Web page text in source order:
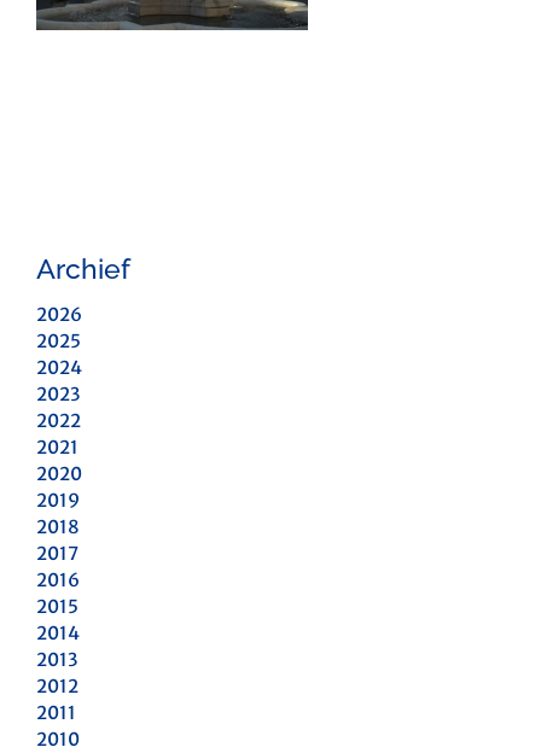
Archief
2026
2025
2024
2023
2022
2021
2020
2019
2018
2017
2016
2015
2014
2013
2012
2011
2010